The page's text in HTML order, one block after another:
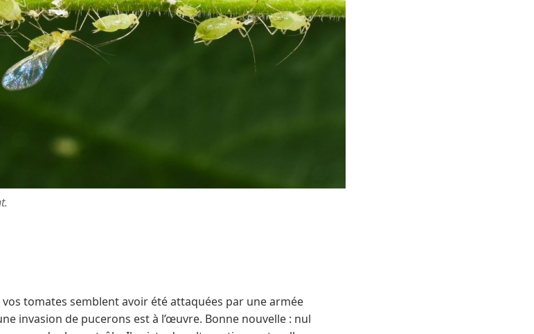
tomates semblent avoir été attaquées par une armée
invasion de pucerons est à l’œuvre. Bonne nouvelle : nul